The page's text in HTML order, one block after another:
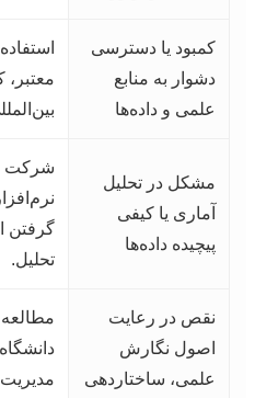
کمبود یا دسترسی
دشوار به منابع
علمی و داده‌ها
معتبر،
مشکل در تحلیل
آماری یا کیفی
پیچیده داده‌ها
شرکت
گرفتن
تحلیل.
نقص در رعایت
اصول نگارش
علمی، ساختاردهی